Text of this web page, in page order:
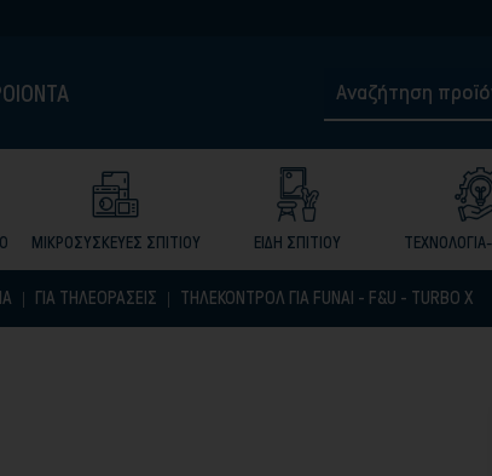
ΕΙΔΗ ΣΠΙΤΙΟΥ
ΜΙΚΡΟΣΥΣΚΕΥΕΣ ΣΠΙΤΙΟΥ ΤΕΧΝΟΛΟΓΙΑ-
ΓΙΑ ΤΗΛΕΟΡΑΣΕΙΣ ΤΗΛΕΚΟΝΤΡΟΛ ΓΙΑ FUNAI - F&U - TURBO X